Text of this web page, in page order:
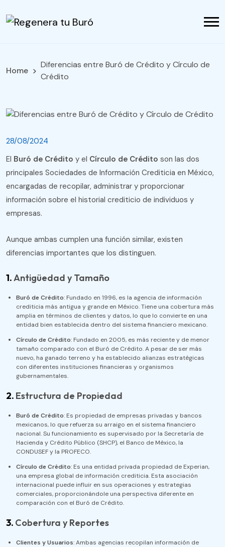
Home
Diferencias entre Buró de Crédito y Círculo de
Crédito
28/08/2024
El Buró de Crédito y el Círculo de Crédito son las dos
principales Sociedades de Información Crediticia en México,
encargadas de recopilar, administrar y proporcionar
información sobre el historial crediticio de individuos y
empresas.
Aunque ambas cumplen una función similar, existen
diferencias importantes que los distinguen.
1.Antigüedad y Tamaño
Buró de Crédito: Fundado en 1996, es la agencia de información
crediticia más antigua y grande en México. Tiene una cobertura más
amplia en términos de clientes y datos, lo que lo convierte en una
entidad bien establecida dentro del sistema financiero mexicano.
Círculo de Crédito: Fundado en 2005, es más reciente y de menor
tamaño comparado con el Buró de Crédito. A pesar de ser más
nuevo, ha ganado terreno y ha establecido alianzas estratégicas
con diferentes instituciones financieras y organismos
gubernamentales​.
2. Estructura de Propiedad
Buró de Crédito: Es propiedad de empresas privadas y bancos
mexicanos, lo que refuerza su arraigo en el sistema financiero
nacional. Su funcionamiento es supervisado por la Secretaría de
Hacienda y Crédito Público (SHCP), el Banco de México, la
CONDUSEF y la PROFECO.
Círculo de Crédito: Es una entidad privada propiedad de Experian,
una empresa global de información crediticia. Esta asociación
internacional puede influir en sus operaciones y estrategias
comerciales, proporcionándole una perspectiva diferente en
comparación con el Buró de Crédito​.
3. Cobertura y Reportes
Clientes y Usuarios: Ambas agencias recopilan información de